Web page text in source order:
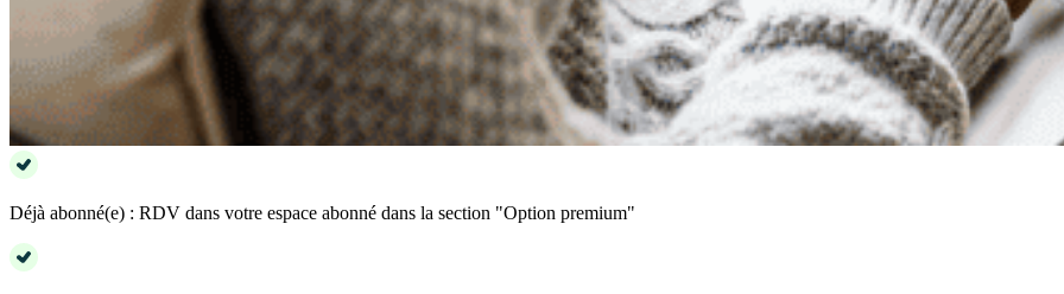
Déjà abonné(e) : RDV dans votre espace abonné dans la section "Option premium"